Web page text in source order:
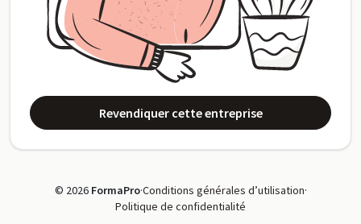
Revendiquer cette entreprise
© 2026 FormaPro·Conditions générales d’utilisation·
Politique de confidentialité